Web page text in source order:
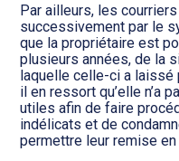
Par ailleurs, les
successivement par le
que la propriétaire est
plusieurs années, de la
laquelle celle-ci a laissé
il en ressort qu’elle n’a
utiles afin de faire
indélicats et de
permettre leur remise en